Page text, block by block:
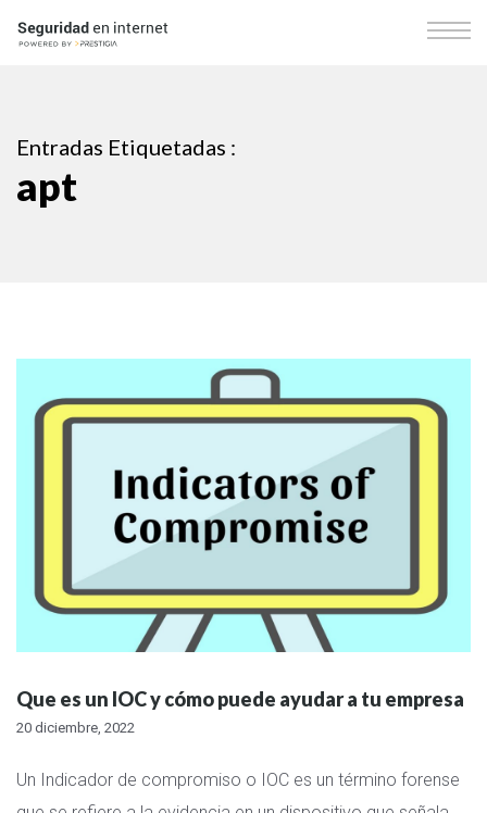
Entradas Etiquetadas :
apt
Que es un IOC y cómo puede ayudar a tu empresa
20 diciembre, 2022
Un Indicador de compromiso o IOC es un término forense